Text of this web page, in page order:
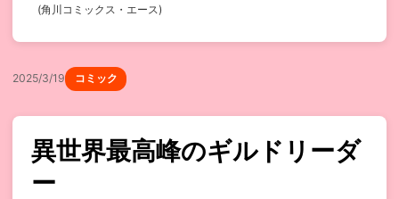
(角川コミックス・エース)
2025/3/19 コミック
異世界最高峰のギルドリーダ
ー